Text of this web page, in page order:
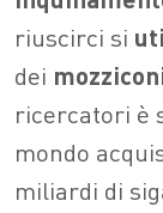
riuscirci si
dei
ricercatori è
mondo
miliardi di